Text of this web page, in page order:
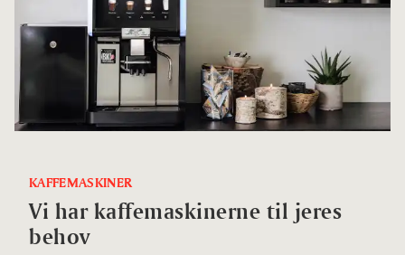
KAFFEMASKINER
Vi har kaffemaskinerne til jeres
behov